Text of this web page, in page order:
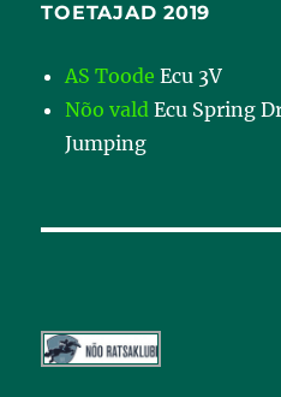
TOETAJAD 2019
AS Toode Ecu 3V
Nõo vald Ecu Spring
Jumping